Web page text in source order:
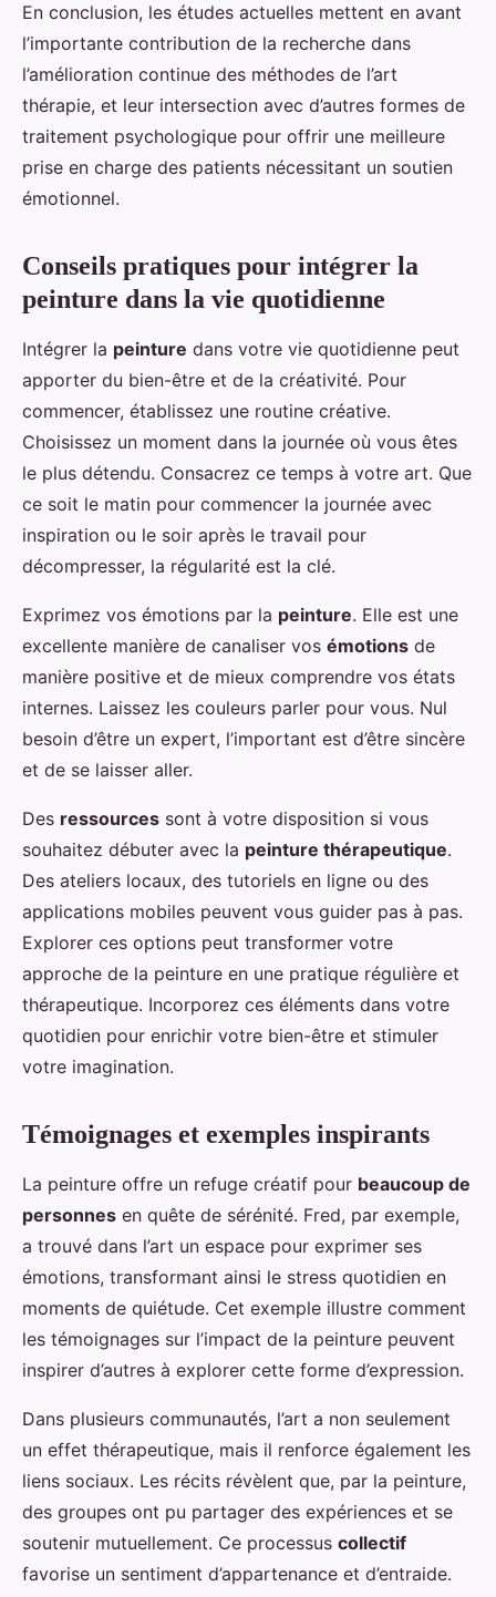
En conclusion, les études actuelles mettent en avant
l’importante contribution de la recherche dans
l’amélioration continue des méthodes de l’art
thérapie, et leur intersection avec d’autres formes de
traitement psychologique pour offrir une meilleure
prise en charge des patients nécessitant un soutien
émotionnel.
Conseils pratiques pour intégrer la
peinture dans la vie quotidienne
Intégrer la peinture dans votre vie quotidienne peut
apporter du bien-être et de la créativité. Pour
commencer, établissez une routine créative.
Choisissez un moment dans la journée où vous êtes
le plus détendu. Consacrez ce temps à votre art. Que
ce soit le matin pour commencer la journée avec
inspiration ou le soir après le travail pour
décompresser, la régularité est la clé.
Exprimez vos émotions par la peinture. Elle est une
excellente manière de canaliser vos émotions de
manière positive et de mieux comprendre vos états
internes. Laissez les couleurs parler pour vous. Nul
besoin d’être un expert, l’important est d’être sincère
et de se laisser aller.
Des ressources sont à votre disposition si vous
souhaitez débuter avec la peinture thérapeutique.
Des ateliers locaux, des tutoriels en ligne ou des
applications mobiles peuvent vous guider pas à pas.
Explorer ces options peut transformer votre
approche de la peinture en une pratique régulière et
thérapeutique. Incorporez ces éléments dans votre
quotidien pour enrichir votre bien-être et stimuler
votre imagination.
Témoignages et exemples inspirants
La peinture offre un refuge créatif pour beaucoup de
personnes en quête de sérénité. Fred, par exemple,
a trouvé dans l’art un espace pour exprimer ses
émotions, transformant ainsi le stress quotidien en
moments de quiétude. Cet exemple illustre comment
les témoignages sur l’impact de la peinture peuvent
inspirer d’autres à explorer cette forme d’expression.
Dans plusieurs communautés, l’art a non seulement
un effet thérapeutique, mais il renforce également les
liens sociaux. Les récits révèlent que, par la peinture,
des groupes ont pu partager des expériences et se
soutenir mutuellement. Ce processus collectif
favorise un sentiment d’appartenance et d’entraide.